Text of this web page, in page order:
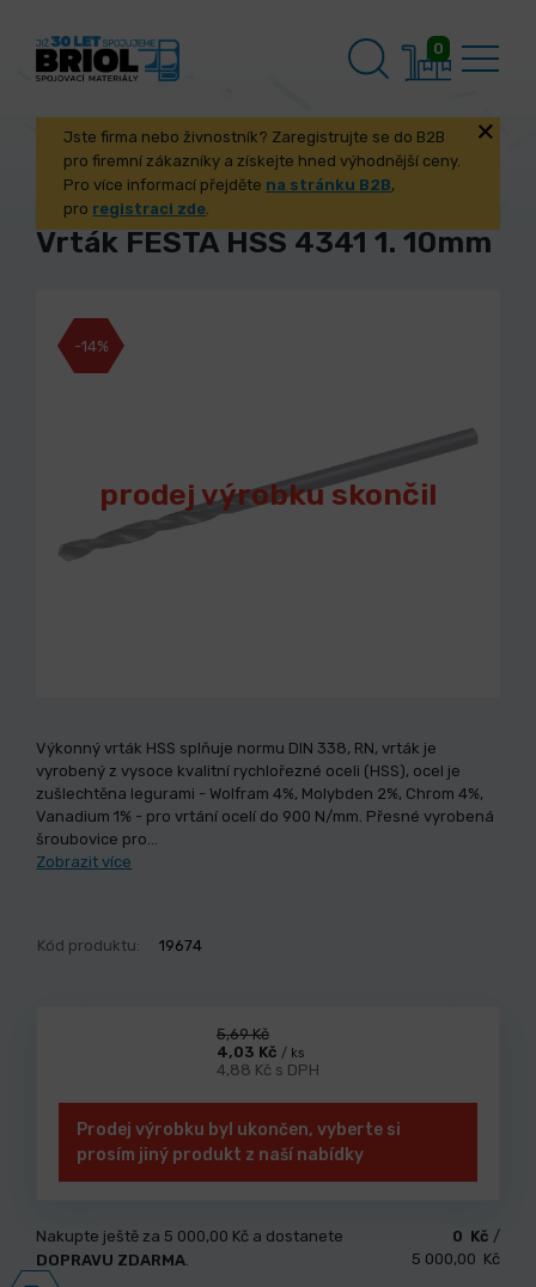
0
Jste firma nebo živnostník? Zaregistrujte se do B2B
pro firemní zákazníky a získejte hned výhodnější ceny.
Pro více informací přejděte na stránku B2B,
pro registraci zde.
Vrták FESTA HSS 4341 1. 10mm
prodej výrobku skončil
-14%
Výkonný vrták HSS splňuje normu DIN 338, RN, vrták je
vyrobený z vysoce kvalitní rychlořezné oceli (HSS), ocel je
zušlechtěna legurami - Wolfram 4%, Molybden 2%, Chrom 4%,
Vanadium 1% - pro vrtání ocelí do 900 N/mm. Přesné vyrobená
šroubovice pro…
Zobrazit více
Kód produktu: 19674
5,69 Kč
4,03 Kč / ks
4,88 Kč s DPH
Prodej výrobku byl ukončen, vyberte si
prosím jiný produkt z naší nabídky
Nakupte ještě za 5 000,00 Kč a dostanete
DOPRAVU ZDARMA.
0 Kč /
5 000,00 Kč